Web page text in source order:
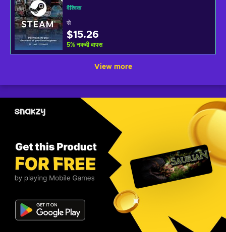
वैश्विक
से
$15.26
5% नकदी वापस
View more